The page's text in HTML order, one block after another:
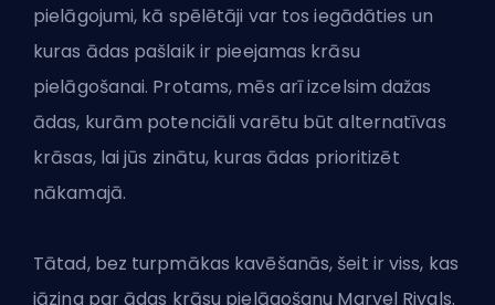
pielāgojumi, kā spēlētāji var tos iegādāties un
kuras ādas pašlaik ir pieejamas krāsu
pielāgošanai. Protams, mēs arī izcelsim dažas
ādas, kurām potenciāli varētu būt alternatīvas
krāsas, lai jūs zinātu, kuras ādas prioritizēt
nākamajā.
Tātad, bez turpmākas kavēšanās, šeit ir viss, kas
jāzina par ādas krāsu pielāgošanu Marvel Rivals.